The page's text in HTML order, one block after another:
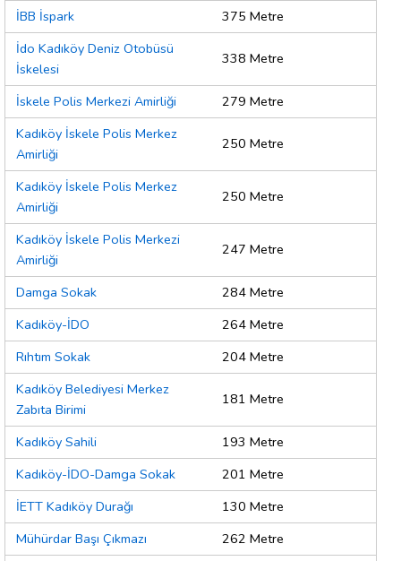
İBB İspark
375 Metre
İdo Kadıköy Deniz Otobüsü
İskelesi
338 Metre
İskele Polis Merkezi Amirliği
279 Metre
Kadıköy İskele Polis Merkez
Amirliği
250 Metre
Kadıköy İskele Polis Merkez
Amirliği
250 Metre
Kadıköy İskele Polis Merkezi
Amirliği
247 Metre
Damga Sokak
284 Metre
Kadıköy-İDO
264 Metre
Rıhtım Sokak
204 Metre
Kadıköy Belediyesi Merkez
Zabıta Birimi
181 Metre
Kadıköy Sahili
193 Metre
Kadıköy-İDO-Damga Sokak
201 Metre
İETT Kadıköy Durağı
130 Metre
Mühürdar Başı Çıkmazı
262 Metre